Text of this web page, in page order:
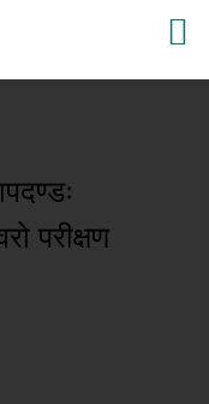
परीक्षण